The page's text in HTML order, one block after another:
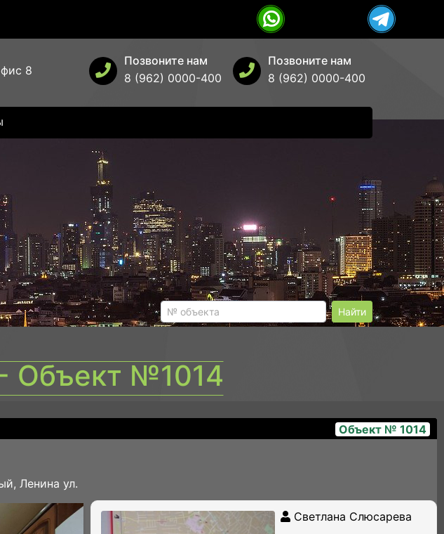
8
Позвоните нам
8 (962) 0000-400
Позвоните нам
8 (962) 0000-400
Найти
Объект №1014
Объект № 1014
Ленина ул.
20260119_134833Светлана Слюсарева